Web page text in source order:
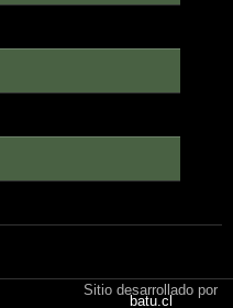
Sitio desarrollado por
batu.cl